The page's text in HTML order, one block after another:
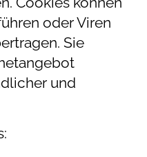
oder Viren
Sie
und